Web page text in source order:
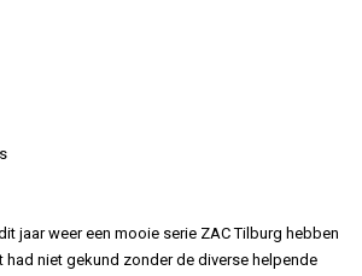
jaar weer een mooie serie ZAC Tilburg hebben
had niet gekund zonder de diverse helpende